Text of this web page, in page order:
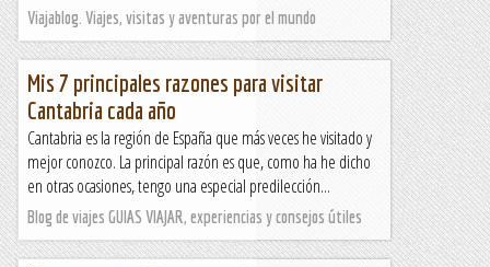
Viajablog. Viajes, visitas y aventuras por el mundo
Mis 7 principales razones para visitar
Cantabria cada año
Cantabria es la región de España que más veces he visitado y
mejor conozco. La principal razón es que, como ha he dicho
en otras ocasiones, tengo una especial predilección...
Blog de viajes GUIAS VIAJAR, experiencias y consejos útiles